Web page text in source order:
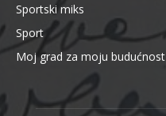
Sportski miks
Sport
Moj grad za moju budućnost